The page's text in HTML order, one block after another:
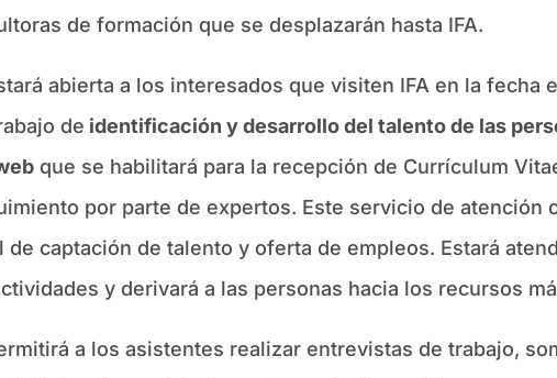
de formación que se desplazarán hasta IFA.
abierta a los interesados que visiten IFA en la fecha
de identificación y desarrollo del talento de las
que se habilitará para la recepción de Currículum
por parte de expertos. Este servicio de atención
de captación de talento y oferta de empleos. Estará
y derivará a las personas hacia los recursos
a los asistentes realizar entrevistas de trabajo,